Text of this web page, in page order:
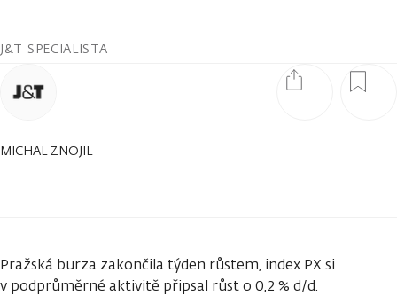
J&T SPECIALISTA
MICHAL ZNOJIL
Pražská burza zakončila týden růstem, index PX si
v podprůměrné aktivitě připsal růst o 0,2 % d/d.